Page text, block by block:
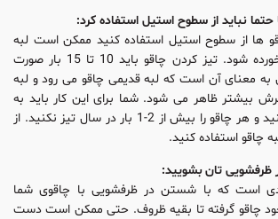
حتما نباید از سطوح استیل استفاده کرد:
ها از سطوح استیل استفاده کنید ممکن است لبه
چاقوها بیش از حد خورده شود. تیز کردن چاقو باید 10 تا 15 بار صورت
به معنای آن است که لبه قدیمی چاقو می رود و لبه
بیشتر ظاهر می شود. شما برای این کار باید به
حرفه ای ها مراجعه کنید و هر چاقو را بیش از 2-1 بار در سال تیز نکنید. از
چاقو استفاده کنید.
ظرفشویی تان بشویید:
است که با شستن در ظرفشویی با چاقوی شما
چاقو گرفته تا بقیه ظروف. حتی ممکن است دست